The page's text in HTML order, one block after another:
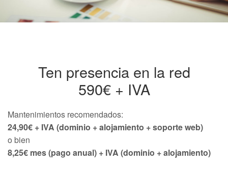
Ten presencia en la red
590€ + IVA
Mantenimientos recomendados:
24,90€ + IVA (dominio + alojamiento + soporte web)
o bien
8,25€ mes (pago anual) + IVA (dominio + alojamiento)